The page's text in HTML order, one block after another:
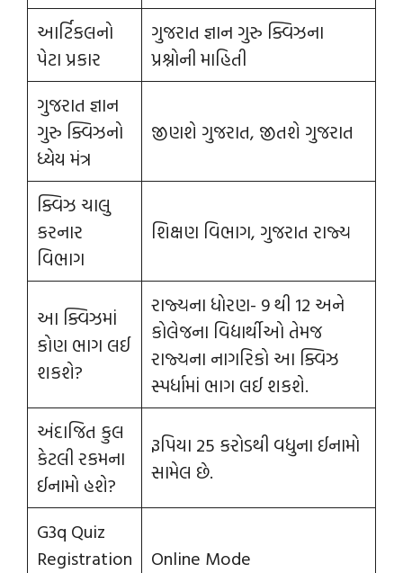
આર્ટિકલનો
પેટા પ્રકાર
ગુજરાત જ્ઞાન ગુરુ ક્વિઝના
પ્રશ્નોની માહિતી
ગુજરાત જ્ઞાન
ગુરુ ક્વિઝનો
ધ્યેય મંત્ર
જીણશે ગુજરાત, જીતશે ગુજરાત
ક્વિઝ ચાલુ
કરનાર
વિભાગ
શિક્ષણ વિભાગ, ગુજરાત રાજ્ય
આ ક્વિઝમાં
કોણ ભાગ લઈ
શકશે?
રાજ્યના ધોરણ- 9 થી 12 અને
કોલેજના વિદ્યાર્થીઓ તેમજ
રાજ્યના નાગરિકો આ ક્વિઝ
સ્પર્ધામાં ભાગ લઈ શકશે.
અંદાજિત કુલ
કેટલી રકમના
ઈનામો હશે?
રૂપિયા 25 કરોડથી વધુના ઈનામો
સામેલ છે.
G3q Quiz
Registration
Online Mode